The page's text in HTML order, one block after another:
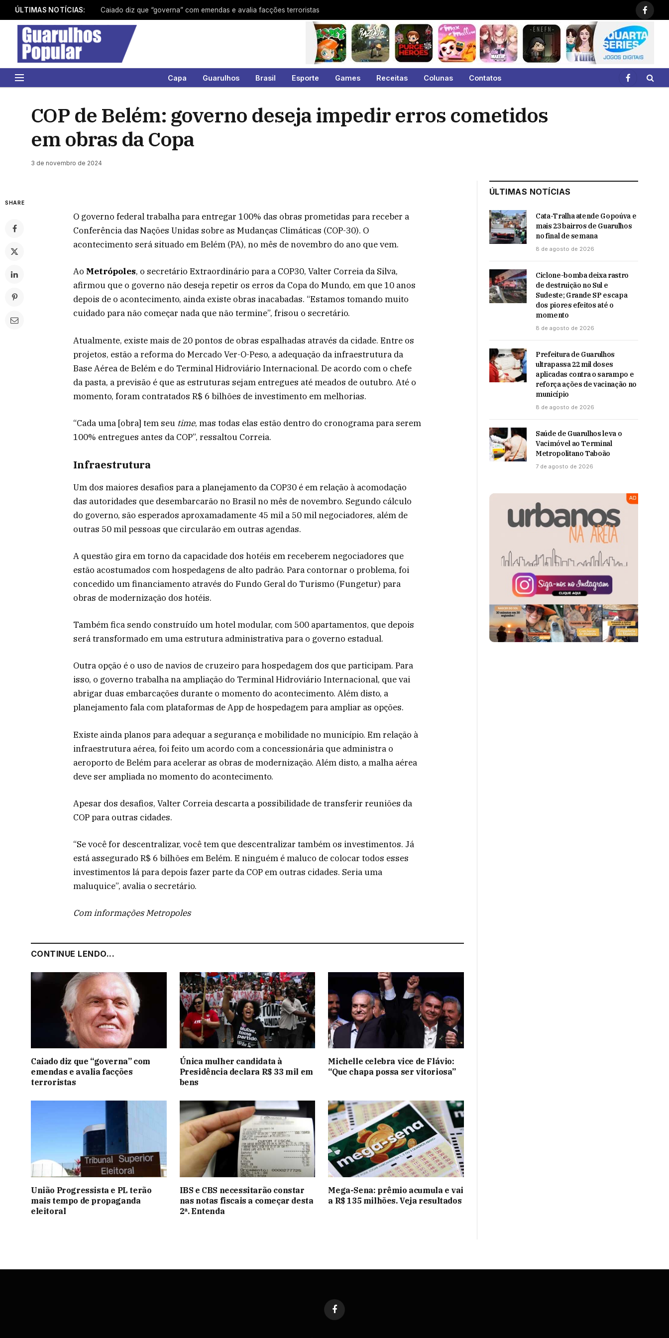
ÚLTIMAS NOTÍCIAS: Caiado diz que “governa” com emendas e avalia facções terroristas
Capa Guarulhos Brasil Esporte Games Receitas Colunas Contatos
Facebook
COP de Belém: governo deseja impedir erros cometidos
em obras da Copa
3 de novembro de 2024
SHARE
O governo federal trabalha para entregar 100% das obras prometidas para receber a
Conferência das Nações Unidas sobre as Mudanças Climáticas (COP-30). O
acontecimento será situado em Belém (PA), no mês de novembro do ano que vem.
Ao Metrópoles, o secretário Extraordinário para a COP30, Valter Correia da Silva,
afirmou que o governo não deseja repetir os erros da Copa do Mundo, em que 10 anos
depois de o acontecimento, ainda existe obras inacabadas. “Estamos tomando muito
cuidado para não começar nada que não termine”, frisou o secretário.
Atualmente, existe mais de 20 pontos de obras espalhadas através da cidade. Entre os
projetos, estão a reforma do Mercado Ver-O-Peso, a adequação da infraestrutura da
Base Aérea de Belém e do Terminal Hidroviário Internacional. De acordo com o chefe
da pasta, a previsão é que as estruturas sejam entregues até meados de outubro. Até o
momento, foram contratados R$ 6 bilhões de investimento em melhorias.
“Cada uma [obra] tem seu time, mas todas elas estão dentro do cronograma para serem
100% entregues antes da COP”, ressaltou Correia.
Infraestrutura
Um dos maiores desafios para a planejamento da COP30 é em relação à acomodação
das autoridades que desembarcarão no Brasil no mês de novembro. Segundo cálculo
do governo, são esperados aproxamadamente 45 mil a 50 mil negociadores, além de
outras 50 mil pessoas que circularão em outras agendas.
A questão gira em torno da capacidade dos hotéis em receberem negociadores que
estão acostumados com hospedagens de alto padrão. Para contornar o problema, foi
concedido um financiamento através do Fundo Geral do Turismo (Fungetur) para
obras de modernização dos hotéis.
Também fica sendo construído um hotel modular, com 500 apartamentos, que depois
será transformado em uma estrutura administrativa para o governo estadual.
Outra opção é o uso de navios de cruzeiro para hospedagem dos que participam. Para
isso, o governo trabalha na ampliação do Terminal Hidroviário Internacional, que vai
abrigar duas embarcações durante o momento do acontecimento. Além disto, a
planejamento fala com plataformas de App de hospedagem para ampliar as opções.
Existe ainda planos para adequar a segurança e mobilidade no município. Em relação à
infraestrutura aérea, foi feito um acordo com a concessionária que administra o
aeroporto de Belém para acelerar as obras de modernização. Além disto, a malha aérea
deve ser ampliada no momento do acontecimento.
Apesar dos desafios, Valter Correia descarta a possibilidade de transferir reuniões da
COP para outras cidades.
“Se você for descentralizar, você tem que descentralizar também os investimentos. Já
está assegurado R$ 6 bilhões em Belém. E ninguém é maluco de colocar todos esses
investimentos lá para depois fazer parte da COP em outras cidades. Seria uma
maluquice”, avalia o secretário.
Com informações Metropoles
CONTINUE LENDO...
Caiado diz que “governa” com
emendas e avalia facções
terroristas
Única mulher candidata à
Presidência declara R$ 33 mil em
bens
Michelle celebra vice de Flávio:
“Que chapa possa ser vitoriosa”
União Progressista e PL terão
mais tempo de propaganda
eleitoral
IBS e CBS necessitarão constar
nas notas fiscais a começar desta
2ª. Entenda
Mega-Sena: prêmio acumula e vai
a R$ 135 milhões. Veja resultados
ÚLTIMAS NOTÍCIAS
Cata-Tralha atende Gopoúva e
mais 23 bairros de Guarulhos
no final de semana
8 de agosto de 2026
Ciclone-bomba deixa rastro
de destruição no Sul e
Sudeste; Grande SP escapa
dos piores efeitos até o
momento
8 de agosto de 2026
Prefeitura de Guarulhos
ultrapassa 22 mil doses
aplicadas contra o sarampo e
reforça ações de vacinação no
município
8 de agosto de 2026
Saúde de Guarulhos leva o
Vacimóvel ao Terminal
Metropolitano Taboão
7 de agosto de 2026
Facebook